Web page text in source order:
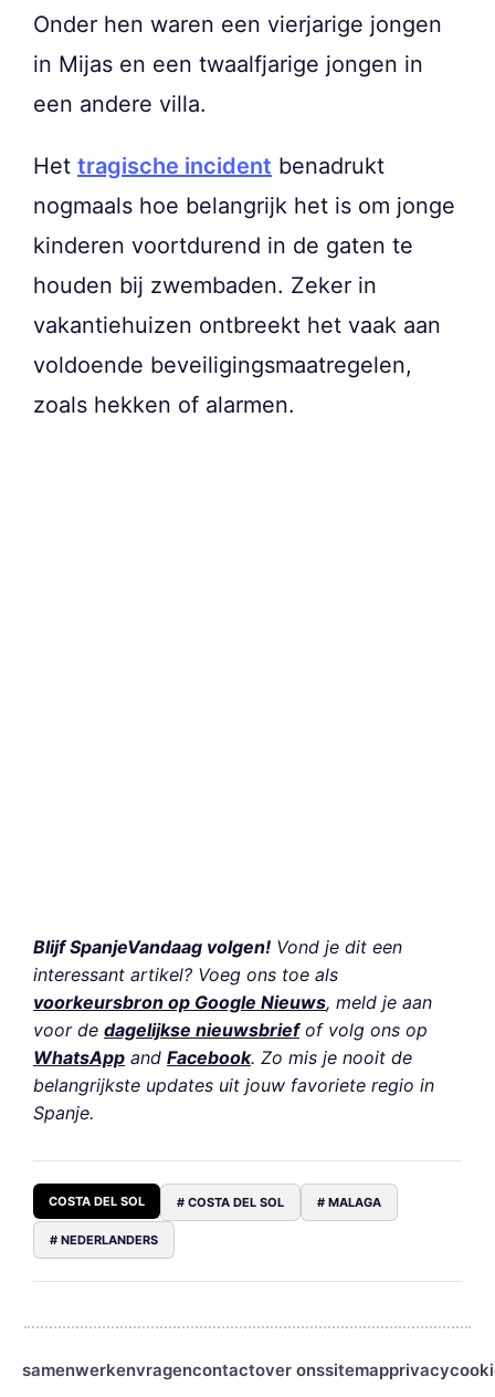
Onder hen waren een vierjarige jongen
in Mijas en een twaalfjarige jongen in
een andere villa.
Het tragische incident benadrukt
nogmaals hoe belangrijk het is om jonge
kinderen voortdurend in de gaten te
houden bij zwembaden. Zeker in
vakantiehuizen ontbreekt het vaak aan
voldoende beveiligingsmaatregelen,
zoals hekken of alarmen.
Blijf SpanjeVandaag volgen! Vond je dit een
interessant artikel? Voeg ons toe als
voorkeursbron op Google Nieuws, meld je aan
voor de dagelijkse nieuwsbriefof volg ons op
WhatsApp and Facebook. Zo mis je nooit de
belangrijkste updates uit jouw favoriete regio in
Spanje.
COSTA DEL SOL # COSTA DEL SOL # MALAGA
# NEDERLANDERS
samenwerkenvragencontactover onssitemapprivacy